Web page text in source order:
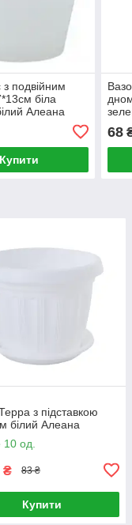
з подвійним
біла
Алеана
Купити
68
з підставкою
білий Алеана
10 од.
₴ 83 ₴
Купити